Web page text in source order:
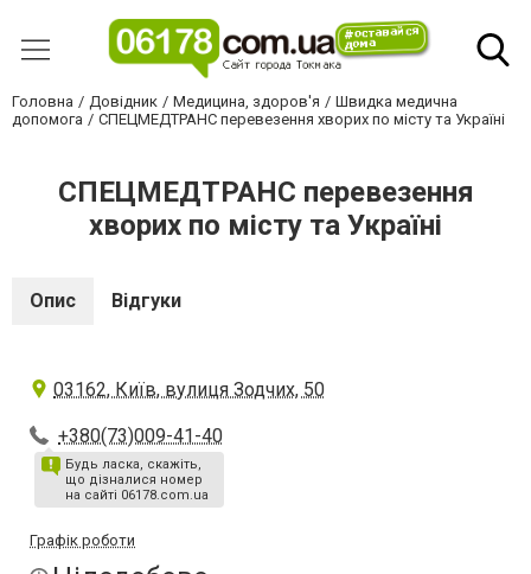
Головна Довідник Медицина, здоров'я
Швидка медична
допомога
СПЕЦМЕДТРАНС перевезення хворих по місту та Україні
СПЕЦМЕДТРАНС перевезення
хворих по місту та Україні
Опис Відгуки
03162, Київ, вулиця Зодчих, 50
+380(73)009-41-40
Будь ласка, скажіть,
що дізналися номер
на сайті 06178.com.ua
Графік роботи